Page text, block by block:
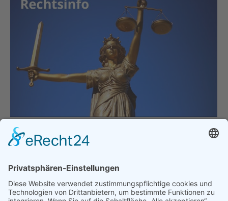
Rechtsinfo: Außerordentliche fristlose
Kündigung wegen beharrlicher
Arbeitsverweigerung
Allgemein, Hauptgeschäftsstelle Vonthomasperzl
23. Juli 2019